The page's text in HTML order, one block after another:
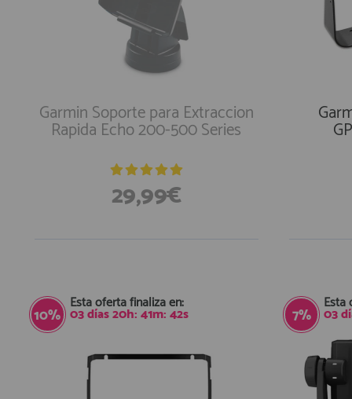
Garmin Soporte para Extraccion
Rapida Echo 200-500 Series
29,99€
10%
Esta oferta finaliza en:
03días20h:41m:41s 7%
Esta
03